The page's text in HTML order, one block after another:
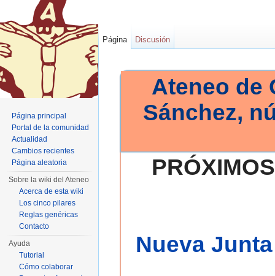
Ateneo de
Sánchez,
Nueva
Página Discusión
Página principal
Portal de la comunidad
Actualidad
Cambios recientes
Página aleatoria
Sobre la wiki del Ateneo
Acerca de esta wiki
Los cinco pilares
Reglas genéricas
Contacto
Ayuda
Tutorial
Cómo colaborar